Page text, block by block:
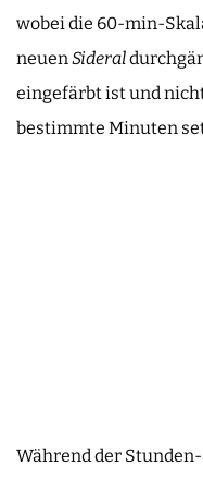
wobei die 60-min-
neuen Sideral
eingefärbt ist und
bestimmte Minuten
Während der